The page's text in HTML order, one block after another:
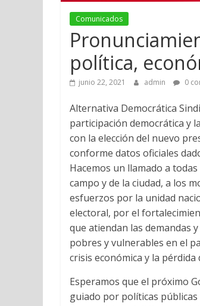
Comunicados
política,
junio 22, 2021 admin 0
Alternativa Democrática
participación democrática y
con la elección del nuevo
conforme datos oficiales
Hacemos un llamado a
campo y de la ciudad, a los
esfuerzos por la unidad
electoral, por el
que atiendan las demandas
pobres y vulnerables en el
crisis económica y la
Esperamos que el próximo
guiado por políticas